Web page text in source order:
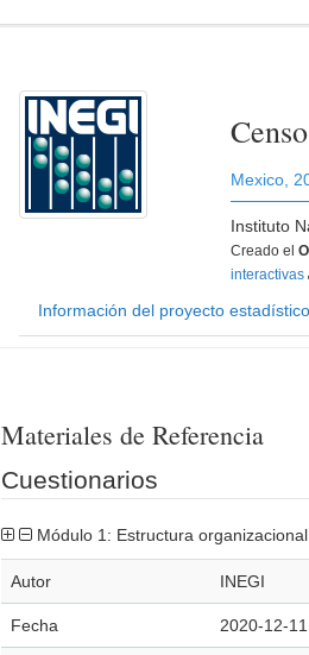
Mexico
Instituto
Creado el
interactivas
Información del proyecto estadístico
Materiales de Referencia
Cuestionarios
Módulo 1: Estructura
Autor INEGI
Fecha 2020-12-11